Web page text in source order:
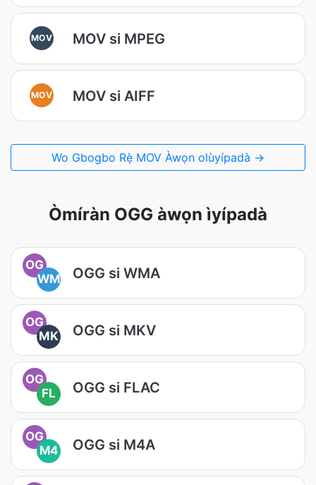
MOV MOV si MPEG
MOV MOV si AIFF
Wo Gbogbo Rẹ̀ MOV Àwọn olùyípadà →
Òmíràn OGG àwọn ìyípadà
OG
WM
OGG si WMA
OG
MK
OGG si MKV
OG
FL
OGG si FLAC
OG
M4
OGG si M4A